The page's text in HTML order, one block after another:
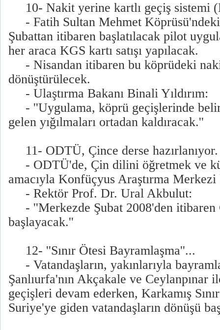
10- Nakit yerine kartlı geçiş sistemi
- Fatih Sultan Mehmet
Şubattan itibaren başlatılacak pilot
her araca KGS kartı satışı yapılacak.
- Nisandan itibaren bu köprüdeki
dönüştürülecek.
- Ulaştırma Bakanı Binali Yıldırım:
- ''Uygulama, köprü geçişlerinde
gelen yığılmaları ortadan kaldıracak.''
11- ODTÜ, Çince derse hazırlanıyor.
- ODTÜ'de, Çin dilini öğretmek ve
amacıyla Konfüçyus Araştırma
- Rektör Prof. Dr. Ural Akbulut:
- ''Merkezde Şubat 2008'den itibaren
başlayacak.''
12- ''Sınır Ötesi Bayramlaşma''...
- Vatandaşların, yakınlarıyla
Şanlıurfa'nın Akçakale ve Ceylanpınar
geçişleri devam ederken, Karkamış
Suriye'ye giden vatandaşların dönüşü